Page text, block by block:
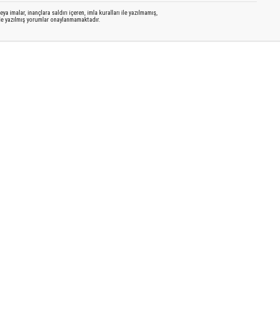
imalar, inançlara saldırı içeren, imla kuralları ile yazılmamış,
yorumlar onaylanmamaktadır.